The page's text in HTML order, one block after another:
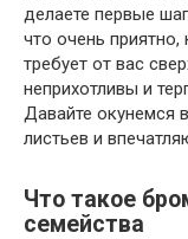
делаете первые
что очень
требует от вас
неприхотливы и
Давайте окунемся
листьев и
Что такое
семейства